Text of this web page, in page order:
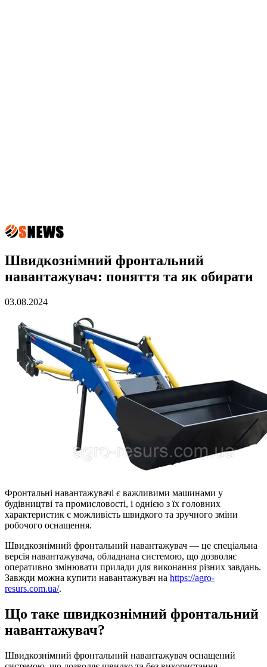
Швидкознімний фронтальний
навантажувач: поняття та як обирати
03.08.2024
Фронтальні навантажувачі є важливими машинами у
будівництві та промисловості, і однією з їх головних
характеристик є можливість швидкого та зручного зміни
робочого оснащення.
Швидкознімний фронтальний навантажувач — це спеціальна
версія навантажувача, обладнана системою, що дозволяє
оперативно змінювати прилади для виконання різних завдань.
Завжди можна купити навантажувач на https://agro-
resurs.com.ua/.
Що таке швидкознімний фронтальний
навантажувач?
Швидкознімний фронтальний навантажувач оснащений